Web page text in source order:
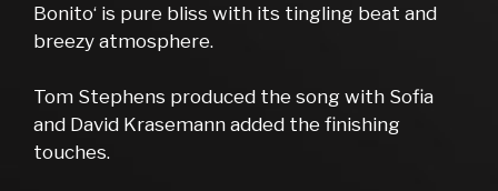
Bonito‘ is pure bliss with its tingling beat and
breezy atmosphere.
Tom Stephens produced the song with Sofia
and David Krasemann added the finishing
touches.